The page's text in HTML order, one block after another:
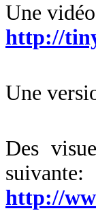
Une
http://
Une
Des
suivante:
http://